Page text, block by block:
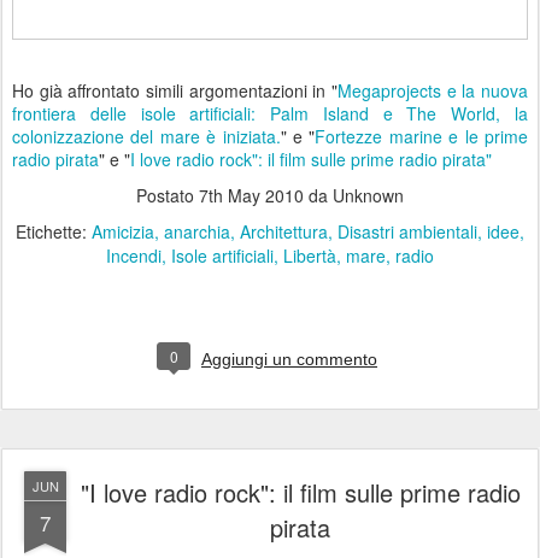
Ho già affrontato simili argomentazioni in "Megaprojects e la nuova
frontiera delle isole artificiali: Palm Island e The World, la
colonizzazione del mare è iniziata." e "Fortezze marine e le prime
radio pirata" e "I love radio rock": il film sulle prime radio pirata"
Postato 7th May 2010 da Unknown
Etichette: Amicizia anarchia Architettura Disastri ambientali idee
Incendi Isole artificiali Libertà mare radio
0 Aggiungi un commento
JUN
7
"I love radio rock": il film sulle prime radio
pirata